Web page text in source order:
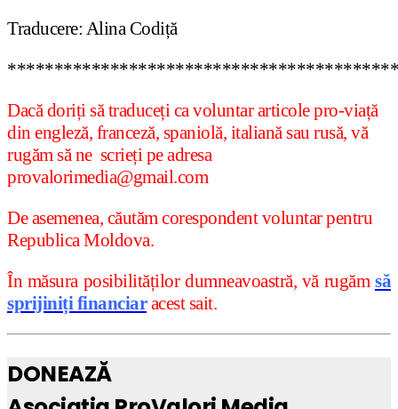
Traducere: Alina Codiță
Dacă doriți să traduceți ca voluntar articole pro-viață
din engleză, franceză, spaniolă, italiană sau rusă, vă
rugăm să ne scrieți pe adresa
provalorimedia@gmail.com
De asemenea, căutăm corespondent voluntar pentru
Republica Moldova.
În măsura posibilităților dumneavoastră, vă rugăm să
sprijiniți financiar acest sait.
DONEAZĂ